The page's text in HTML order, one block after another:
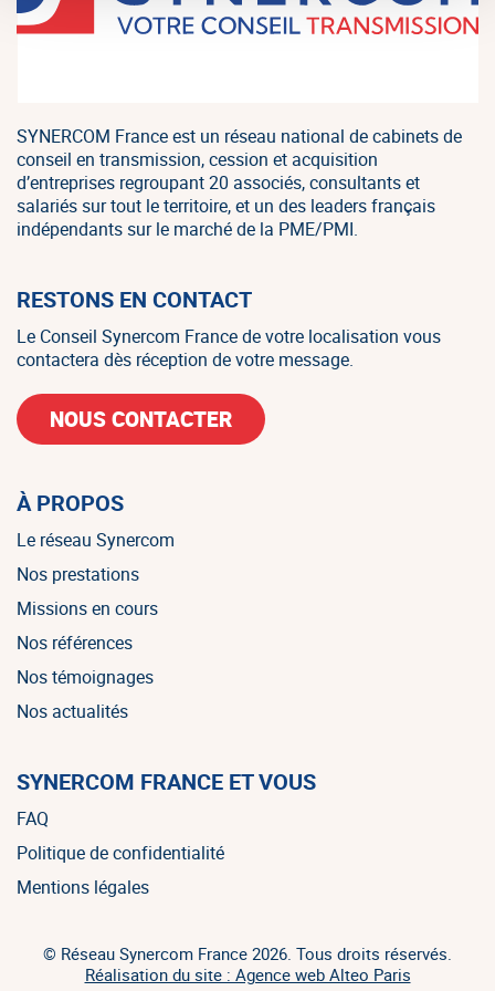
SYNERCOM France est un réseau national de cabinets de
conseil en transmission, cession et acquisition
d’entreprises regroupant 20 associés, consultants et
salariés sur tout le territoire, et un des leaders français
indépendants sur le marché de la PME/PMI.
RESTONS EN CONTACT
Le Conseil Synercom France de votre localisation vous
contactera dès réception de votre message.
NOUS CONTACTER
À PROPOS
Le réseau Synercom
Nos prestations
Missions en cours
Nos références
Nos témoignages
Nos actualités
SYNERCOM FRANCE ET VOUS
FAQ
Politique de confidentialité
Mentions légales
© Réseau Synercom France 2026. Tous droits réservés.
Réalisation du site : Agence web Alteo Paris